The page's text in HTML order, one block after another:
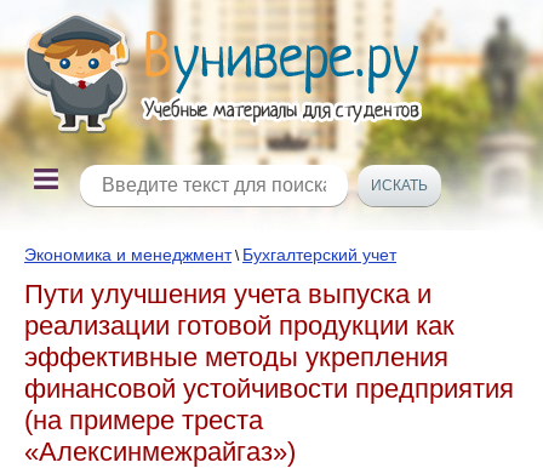
Экономика и менеджмент\ Бухгалтерский учет
Пути улучшения учета выпуска и
реализации готовой продукции как
эффективные методы укрепления
финансовой устойчивости предприятия
(на примере треста
«Алексинмежрайгаз»)